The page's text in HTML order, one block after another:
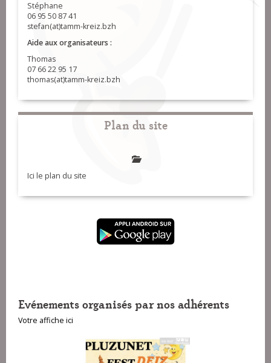
Stéphane
06 95 50 87 41
stefan(at)tamm-kreiz.bzh
Aide aux organisateurs :
Thomas
07 66 22 95 17
thomas(at)tamm-kreiz.bzh
Plan du site
Ici le plan du site
Evénements organisés par nos adhérents
Votre affiche ici